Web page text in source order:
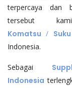
terpercaya dan
tersebut kami
Komatsu /
Indonesia.
Sebagai
Indonesia